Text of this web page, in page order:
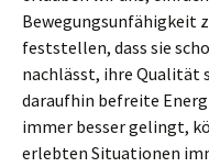
Bewegungsunfähigkeit
feststellen, dass sie
nachlässt, ihre Qualität
daraufhin befreite
immer besser gelingt,
erlebten Situationen